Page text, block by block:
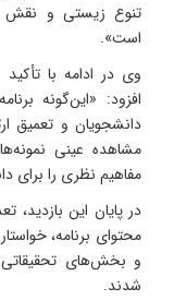
تنوع زیستی و نقش
است».
وی در ادامه با
افزود: «این‌گونه
دانشجویان و تعمیق
مشاهده عینی
مفاهیم نظری را برای
در پایان این بازدید،
محتوای برنامه،
و بخش‌های
شدند.